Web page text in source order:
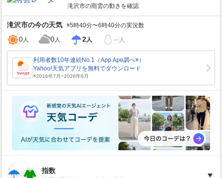
滝沢市の雨雲の動きを確認
滝沢市の今の天気 ※5時40分〜6時40分の実況数
0人 0人 2人 -- 人
指数